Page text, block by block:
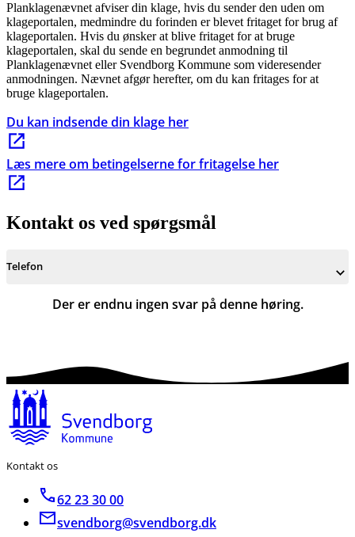
Planklagenævnet afviser din klage, hvis du sender den uden om
klageportalen, medmindre du forinden er blevet fritaget for brug af
klageportalen. Hvis du ønsker at blive fritaget for at bruge
klageportalen, skal du sende en begrundet anmodning til
Planklagenævnet eller Svendborg Kommune som videresender
anmodningen. Nævnet afgør herefter, om du kan fritages for at
bruge klageportalen.
Du kan indsende din klage her
Læs mere om betingelserne for fritagelse her
Kontakt os ved spørgsmål
Telefon
Der er endnu ingen svar på denne høring.
Kontakt os
62 23 30 00
svendborg@svendborg.dk